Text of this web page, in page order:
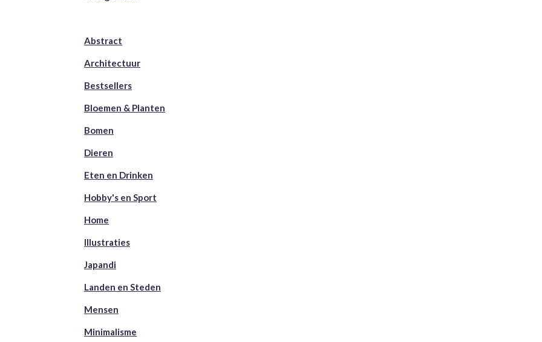
Abstract
Architectuur
Bestsellers
Bloemen & Planten
Bomen
Dieren
Eten en Drinken
Hobby's en Sport
Home
Illustraties
Japandi
Landen en Steden
Mensen
Minimalisme